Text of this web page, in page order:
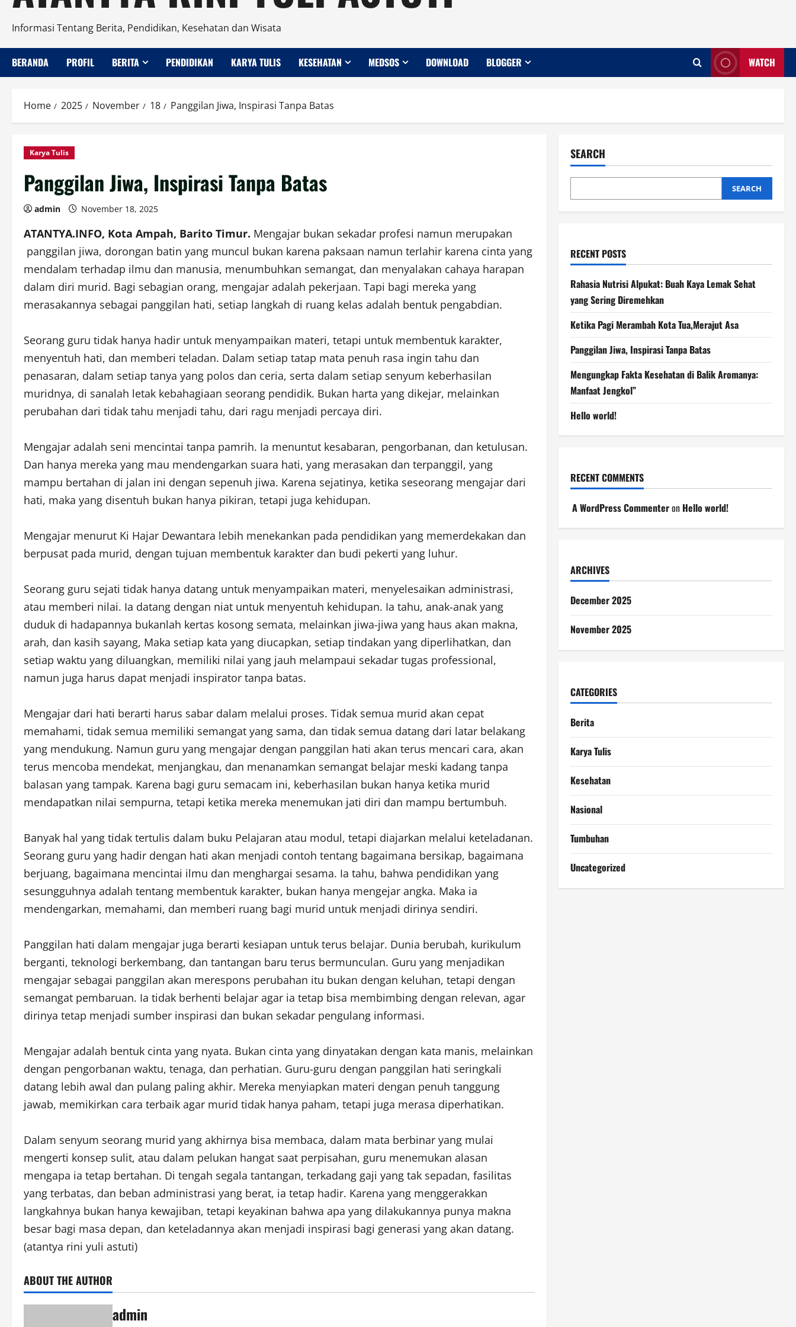
Informasi Tentang Berita, Pendidikan, Kesehatan dan Wisata
BERANDA PROFIL BERITA PENDIDIKAN KARYA TULIS KESEHATAN MEDSOS DOWNLOAD BLOGGER WATCH
Home 2025 November 18 Panggilan Jiwa, Inspirasi Tanpa Batas
Karya Tulis
Panggilan Jiwa, Inspirasi Tanpa Batas
admin November 18, 2025
ATANTYA.INFO, Kota Ampah, Barito Timur. Mengajar bukan sekadar profesi namun merupakan
panggilan jiwa, dorongan batin yang muncul bukan karena paksaan namun terlahir karena cinta yang
mendalam terhadap ilmu dan manusia, menumbuhkan semangat, dan menyalakan cahaya harapan
dalam diri murid. Bagi sebagian orang, mengajar adalah pekerjaan. Tapi bagi mereka yang
merasakannya sebagai panggilan hati, setiap langkah di ruang kelas adalah bentuk pengabdian.
Seorang guru tidak hanya hadir untuk menyampaikan materi, tetapi untuk membentuk karakter,
menyentuh hati, dan memberi teladan. Dalam setiap tatap mata penuh rasa ingin tahu dan
penasaran, dalam setiap tanya yang polos dan ceria, serta dalam setiap senyum keberhasilan
muridnya, di sanalah letak kebahagiaan seorang pendidik. Bukan harta yang dikejar, melainkan
perubahan dari tidak tahu menjadi tahu, dari ragu menjadi percaya diri.
Mengajar adalah seni mencintai tanpa pamrih. Ia menuntut kesabaran, pengorbanan, dan ketulusan.
Dan hanya mereka yang mau mendengarkan suara hati, yang merasakan dan terpanggil, yang
mampu bertahan di jalan ini dengan sepenuh jiwa. Karena sejatinya, ketika seseorang mengajar dari
hati, maka yang disentuh bukan hanya pikiran, tetapi juga kehidupan.
Mengajar menurut Ki Hajar Dewantara lebih menekankan pada pendidikan yang memerdekakan dan
berpusat pada murid, dengan tujuan membentuk karakter dan budi pekerti yang luhur.
Seorang guru sejati tidak hanya datang untuk menyampaikan materi, menyelesaikan administrasi,
atau memberi nilai. Ia datang dengan niat untuk menyentuh kehidupan. Ia tahu, anak-anak yang
duduk di hadapannya bukanlah kertas kosong semata, melainkan jiwa-jiwa yang haus akan makna,
arah, dan kasih sayang, Maka setiap kata yang diucapkan, setiap tindakan yang diperlihatkan, dan
setiap waktu yang diluangkan, memiliki nilai yang jauh melampaui sekadar tugas professional,
namun juga harus dapat menjadi inspirator tanpa batas.
Mengajar dari hati berarti harus sabar dalam melalui proses. Tidak semua murid akan cepat
memahami, tidak semua memiliki semangat yang sama, dan tidak semua datang dari latar belakang
yang mendukung. Namun guru yang mengajar dengan panggilan hati akan terus mencari cara, akan
terus mencoba mendekat, menjangkau, dan menanamkan semangat belajar meski kadang tanpa
balasan yang tampak. Karena bagi guru semacam ini, keberhasilan bukan hanya ketika murid
mendapatkan nilai sempurna, tetapi ketika mereka menemukan jati diri dan mampu bertumbuh.
Banyak hal yang tidak tertulis dalam buku Pelajaran atau modul, tetapi diajarkan melalui keteladanan.
Seorang guru yang hadir dengan hati akan menjadi contoh tentang bagaimana bersikap, bagaimana
berjuang, bagaimana mencintai ilmu dan menghargai sesama. Ia tahu, bahwa pendidikan yang
sesungguhnya adalah tentang membentuk karakter, bukan hanya mengejar angka. Maka ia
mendengarkan, memahami, dan memberi ruang bagi murid untuk menjadi dirinya sendiri.
Panggilan hati dalam mengajar juga berarti kesiapan untuk terus belajar. Dunia berubah, kurikulum
berganti, teknologi berkembang, dan tantangan baru terus bermunculan. Guru yang menjadikan
mengajar sebagai panggilan akan merespons perubahan itu bukan dengan keluhan, tetapi dengan
semangat pembaruan. Ia tidak berhenti belajar agar ia tetap bisa membimbing dengan relevan, agar
dirinya tetap menjadi sumber inspirasi dan bukan sekadar pengulang informasi.
Mengajar adalah bentuk cinta yang nyata. Bukan cinta yang dinyatakan dengan kata manis, melainkan
dengan pengorbanan waktu, tenaga, dan perhatian. Guru-guru dengan panggilan hati seringkali
datang lebih awal dan pulang paling akhir. Mereka menyiapkan materi dengan penuh tanggung
jawab, memikirkan cara terbaik agar murid tidak hanya paham, tetapi juga merasa diperhatikan.
Dalam senyum seorang murid yang akhirnya bisa membaca, dalam mata berbinar yang mulai
mengerti konsep sulit, atau dalam pelukan hangat saat perpisahan, guru menemukan alasan
mengapa ia tetap bertahan. Di tengah segala tantangan, terkadang gaji yang tak sepadan, fasilitas
yang terbatas, dan beban administrasi yang berat, ia tetap hadir. Karena yang menggerakkan
langkahnya bukan hanya kewajiban, tetapi keyakinan bahwa apa yang dilakukannya punya makna
besar bagi masa depan, dan keteladannya akan menjadi inspirasi bagi generasi yang akan datang.
(atantya rini yuli astuti)
ABOUT THE AUTHOR
admin
SEARCH
SEARCH
RECENT POSTS
Rahasia Nutrisi Alpukat: Buah Kaya Lemak Sehat
yang Sering Diremehkan
Ketika Pagi Merambah Kota Tua,Merajut Asa
Panggilan Jiwa, Inspirasi Tanpa Batas
Mengungkap Fakta Kesehatan di Balik Aromanya:
Manfaat Jengkol”
Hello world!
RECENT COMMENTS
A WordPress Commenteron Hello world!
ARCHIVES
December 2025
November 2025
CATEGORIES
Berita
Karya Tulis
Kesehatan
Nasional
Tumbuhan
Uncategorized